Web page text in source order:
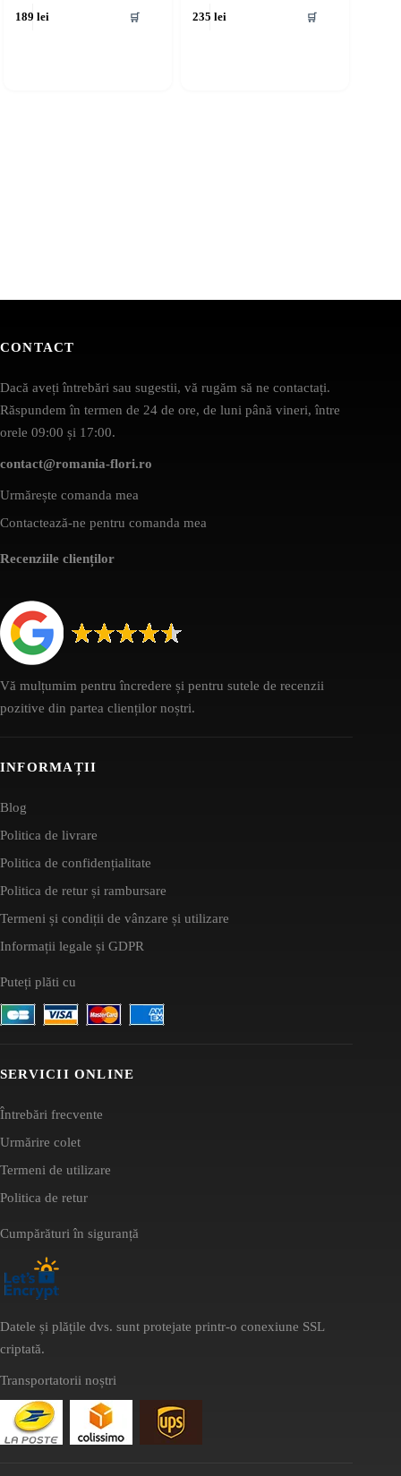
189lei 🛒 235lei 🛒
CONTACT
Dacă aveți întrebări sau sugestii, vă rugăm să ne contactați.
Răspundem în termen de 24 de ore, de luni până vineri, între
orele 09:00 și 17:00.
contact@romania-flori.ro
Urmărește comanda mea
Contactează-ne pentru comanda mea
Recenziile clienților
Vă mulțumim pentru încredere și pentru sutele de recenzii
pozitive din partea clienților noștri.
INFORMAȚII
Blog
Politica de livrare
Politica de confidențialitate
Politica de retur și rambursare
Termeni și condiții de vânzare și utilizare
Informații legale și GDPR
Puteți plăti cu
SERVICII ONLINE
Întrebări frecvente
Urmărire colet
Termeni de utilizare
Politica de retur
Cumpărături în siguranță
Datele și plățile dvs. sunt protejate printr-o conexiune SSL
criptată.
Transportatorii noștri